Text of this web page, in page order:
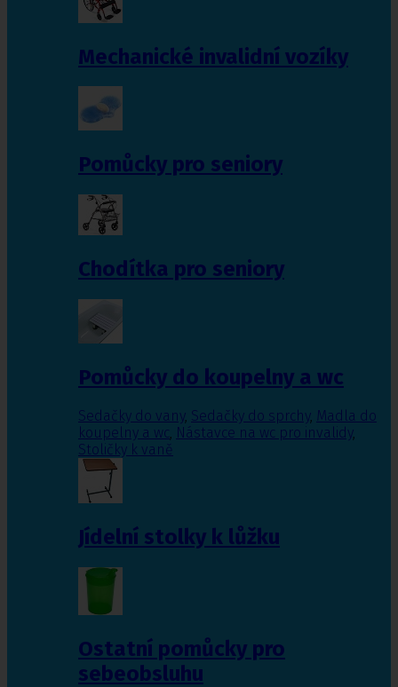
Mechanické invalidní vozíky
Pomůcky pro seniory
Chodítka pro seniory
Pomůcky do koupelny a wc
Sedačky do vany, Sedačky do sprchy, Madla do
koupelny a wc, Nástavce na wc pro invalidy,
Stoličky k vaně
Jídelní stolky k lůžku
Ostatní pomůcky pro
sebeobsluhu